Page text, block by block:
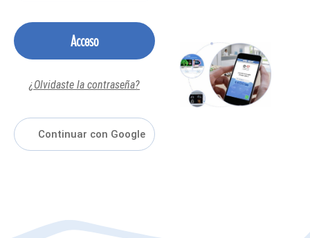
Acceso
¿Olvidaste la contraseña?